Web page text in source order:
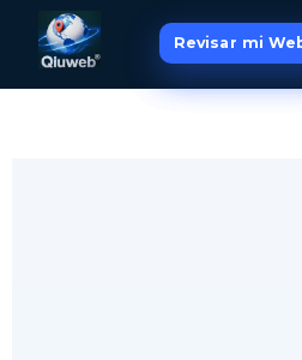
Revisar mi
Revisar mi
Revisar mi